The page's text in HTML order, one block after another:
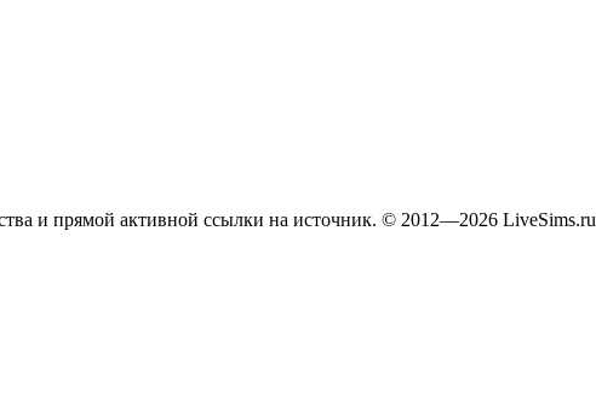
и прямой активной ссылки на источник. © 2012—2026 LiveSims.ru